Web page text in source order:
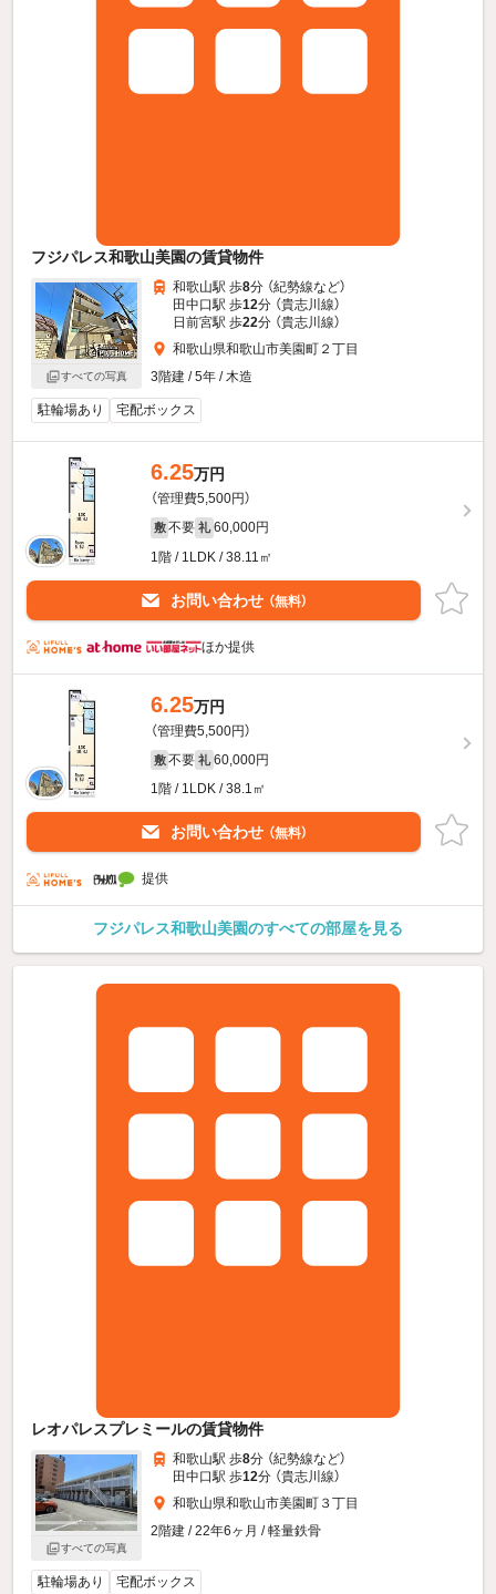
フジパレス和歌山美園の賃貸物件
すべての写真
和歌山駅 歩8分 （紀勢線など）
田中口駅 歩12分 （貴志川線）
日前宮駅 歩22分 （貴志川線）
和歌山県和歌山市美園町２丁目
3階建 / 5年 / 木造
駐輪場あり 宅配ボックス
6.25万円
（管理費5,500円）
敷 不要 礼 60,000円
1階 / 1LDK / 38.11㎡
お問い合わせ （無料）
ほか提供
6.25万円
（管理費5,500円）
敷 不要 礼 60,000円
1階 / 1LDK / 38.1㎡
お問い合わせ （無料）
提供
フジパレス和歌山美園のすべての部屋を見る
レオパレスプレミールの賃貸物件
すべての写真
和歌山駅 歩8分 （紀勢線など）
田中口駅 歩12分 （貴志川線）
和歌山県和歌山市美園町３丁目
2階建 / 22年6ヶ月 / 軽量鉄骨
駐輪場あり 宅配ボックス